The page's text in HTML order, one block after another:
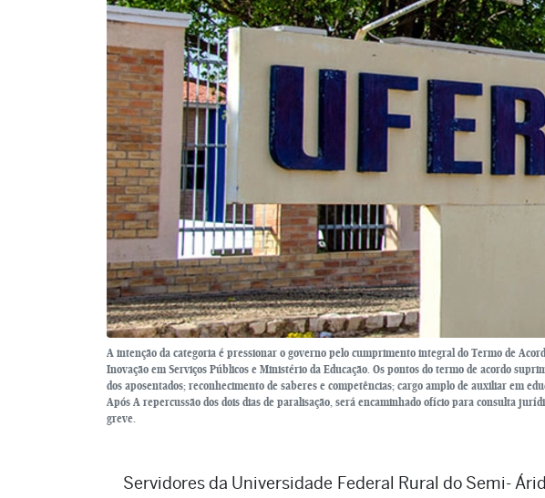
A intenção da categoria é pressionar o governo pelo cumprimento integral do Termo de
Inovação em Serviços Públicos e Ministério da Educação. Os pontos do termo de acordo
dos aposentados; reconhecimento de saberes e competências; cargo amplo de auxiliar em
Após A repercussão dos dois dias de paralisação, será encaminhado ofício para consulta
greve.
Servidores da Universidade Federal Rural do Semi-